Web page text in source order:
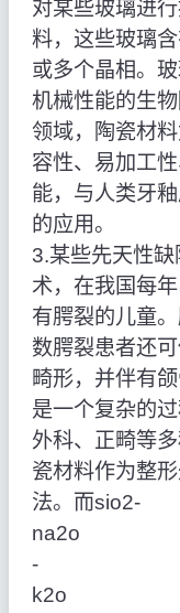
对某些玻璃进
料，这些玻璃
或多个晶相。
机械性能的生
领域，陶瓷材
容性、易加工
能，与人类牙
的应用。
3.某些先天性
术，在我国每
有腭裂的儿童
数腭裂患者还
畸形，并伴有
是一个复杂的
外科、正畸等
瓷材料作为整
法。而sio2‑
na2o
‑
k2o